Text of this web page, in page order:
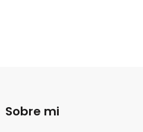
Sobre mi